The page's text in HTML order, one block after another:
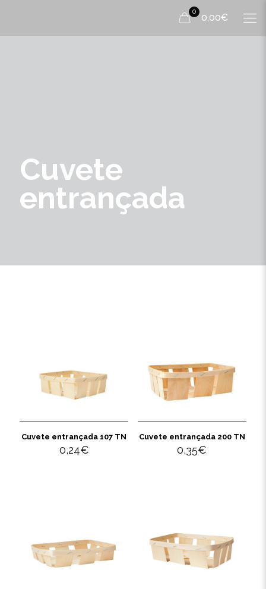
0
0,00€
Cuvete
entrançada
Cuvete entrançada 107 TN
0,24€
Cuvete entrançada 200 TN
0,35€